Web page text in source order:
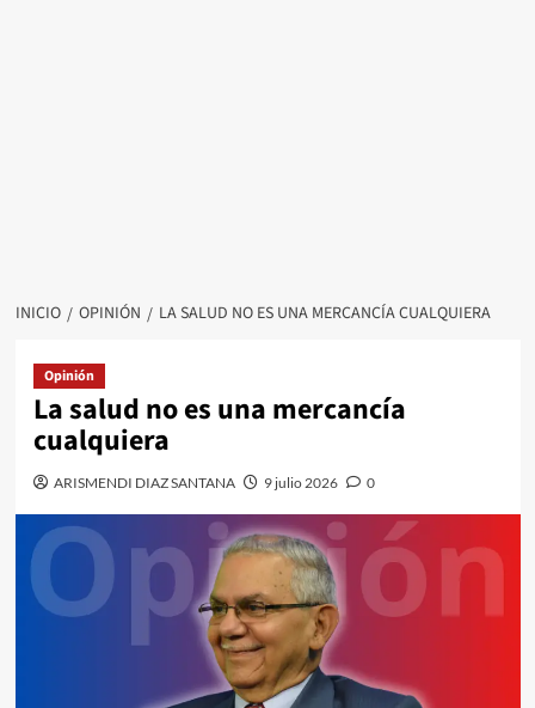
INICIO OPINIÓN LA SALUD NO ES UNA MERCANCÍA CUALQUIERA
Opinión
La salud no es una mercancía
cualquiera
ARISMENDI DIAZ SANTANA 9 julio 2026 0